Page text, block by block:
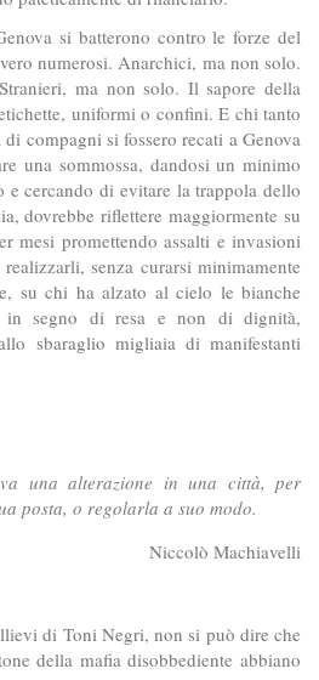
si batterono contro le forze del
numerosi. Anarchici, ma non solo.
ma non solo. Il sapore della
uniformi o confini. E chi tanto
compagni si fossero recati a Genova
una sommossa, dandosi un minimo
e cercando di evitare la trappola dello
dovrebbe riflettere maggiormente su
mesi promettendo assalti e invasioni
senza curarsi minimamente
su chi ha alzato al cielo le bianche
in segno di resa e non di dignità,
sbaraglio migliaia di manifestanti
una alterazione in una città, per
posta, o regolarla a suo modo.
Niccolò Machiavelli
di Toni Negri, non si può dire che
della mafia disobbediente abbiano